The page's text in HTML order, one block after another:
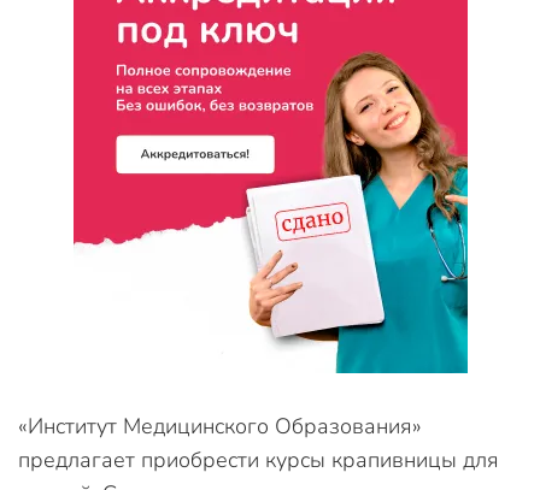
«Институт Медицинского Образования»
предлагает приобрести курсы крапивницы для